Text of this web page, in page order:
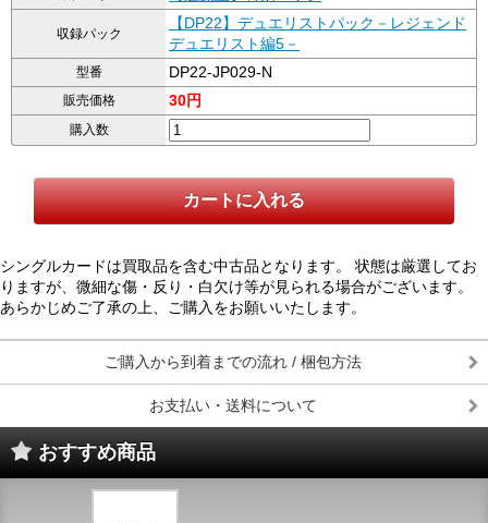
収録パック
【DP22】デュエリストパック－レジェンド
デュエリスト編5－
型番 DP22-JP029-N
販売価格 30円
購入数
シングルカードは買取品を含む中古品となります。 状態は厳選してお
りますが、微細な傷・反り・白欠け等が見られる場合がございます。
あらかじめご了承の上、ご購入をお願いいたします。
ご購入から到着までの流れ / 梱包方法
お支払い・送料について
おすすめ商品